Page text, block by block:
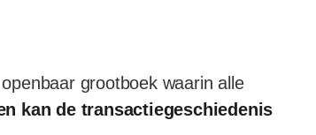
grootboek waarin alle
kan de transactiegeschiedenis